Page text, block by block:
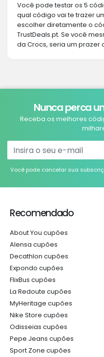
Você pode testar os 5
qual código vai te trazer
escolher diretamente o
TrustDeals.pt. Se você
da Crocs, seria um prazer
Nunca perca
Receba os melhores
Você pode cancelar sua
Recomendado
About You cupões
Alensa cupões
Decathlon cupões
Expondo cupões
FlixBus cupões
La Redoute cupões
MyHeritage cupões
Nike Store cupões
Odisseias cupões
Pepe Jeans cupões
Sport Zone cupões